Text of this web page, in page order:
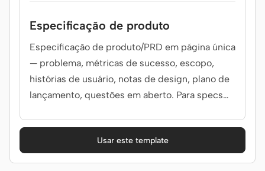
Especificação de produto
Especificação de produto/PRD em página única
— problema, métricas de sucesso, escopo,
histórias de usuário, notas de design, plano de
lançamento, questões em aberto. Para specs
Usar este template